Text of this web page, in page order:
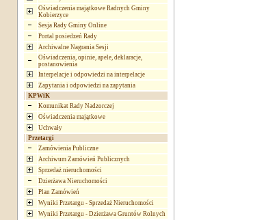
Oświadczenia majątkowe Radnych Gminy
Kobierzyce
Sesja Rady Gminy Online
Portal posiedzeń Rady
Archiwalne Nagrania Sesji
Oświadczenia, opinie, apele, deklaracje,
postanowienia
Interpelacje i odpowiedzi na interpelacje
Zapytania i odpowiedzi na zapytania
KPWiK
Komunikat Rady Nadzorczej
Oświadczenia majątkowe
Uchwały
Przetargi
Zamówienia Publiczne
Archiwum Zamówień Publicznych
Sprzedaż nieruchomości
Dzierżawa Nieruchomości
Plan Zamówień
Wyniki Przetargu - Sprzedaż Nieruchomości
Wyniki Przetargu - Dzierżawa Gruntów Rolnych